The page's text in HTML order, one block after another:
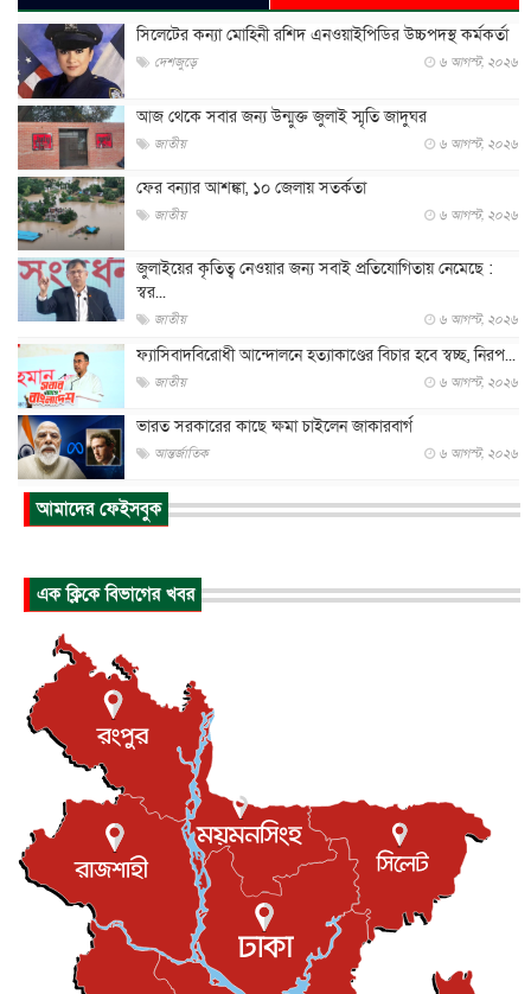
সিলেটের কন্যা মোহিনী রশিদ এনওয়াইপিডির উচ্চপদস্থ কর্মকর্তা
দেশজুড়ে ৬ আগস্ট, ২০২৬
আজ থেকে সবার জন্য উন্মুক্ত জুলাই স্মৃতি জাদুঘর
জাতীয় ৬ আগস্ট, ২০২৬
ফের বন্যার আশঙ্কা, ১০ জেলায় সতর্কতা
জাতীয় ৬ আগস্ট, ২০২৬
জুলাইয়ের কৃতিত্ব নেওয়ার জন্য সবাই প্রতিযোগিতায় নেমেছে :
স্বর...
জাতীয় ৬ আগস্ট, ২০২৬
ফ্যাসিবাদবিরোধী আন্দোলনে হত্যাকাণ্ডের বিচার হবে স্বচ্ছ, নিরপ...
জাতীয় ৬ আগস্ট, ২০২৬
ভারত সরকারের কাছে ক্ষমা চাইলেন জাকারবার্গ
আন্তর্জাতিক ৬ আগস্ট, ২০২৬
আকাশে ট্রাম্পের হেলিকপ্টার ও যাত্রীবাহী বিমান মুখোমুখি, তদন্...
আন্তর্জাতিক
আন্তর্জাতিক ৬ আগস্ট, ২০২৬
টি-টোয়েন্টি ইতিহাসের সর্বোচ্চ রানের মালিক এখন জস বাটলার
বস্তিতে কেটেছে শৈশব, আজ মুম্বাইয়ে দুই বাড়ির মালিক
বিনোদন ৬ আগস্ট, ২০২৬
যুক্তরাজ্যে বসবাসরত জাতীয়তাবাদী কুলাউড়াবাসীর মত বিনিময়
সভা...
ইউকে কমিউনিটি ৫ আগস্ট, ২০২৬
প্রধানমন্ত্রীকে সৌদি আরব সফরের আমন্ত্রণ
জাতীয় ৫ আগস্ট, ২০২৬
আমাদের ফেইসবুক
এক ক্লিকে বিভাগের খবর